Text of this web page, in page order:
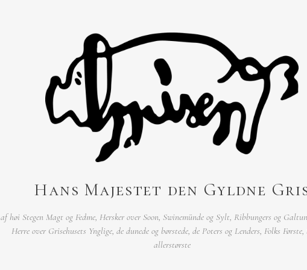
Hans Majestet den Gyldne
af høi Stegen Magt og Fedme, Hersker over Soon, Swinemünde og Sylt, Ribbungers og
Herre over Grisehusets Ynglige, de dunede og børstede, de Poters og Lenders, Folks Første,
allerstørste